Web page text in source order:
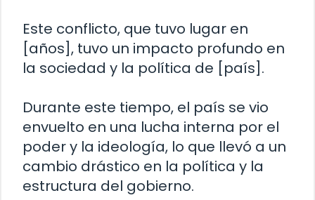
Este conflicto, que tuvo lugar en
[años], tuvo un impacto profundo en
la sociedad y la política de [país].
Durante este tiempo, el país se vio
envuelto en una lucha interna por el
poder y la ideología, lo que llevó a un
cambio drástico en la política y la
estructura del gobierno.